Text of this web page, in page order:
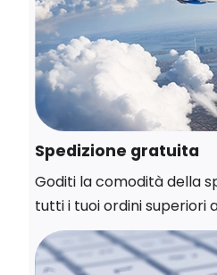
Spedizione gratuita
Goditi la comodità della
tutti i tuoi ordini superiori